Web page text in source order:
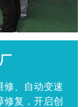
、自动变速
复，开启创